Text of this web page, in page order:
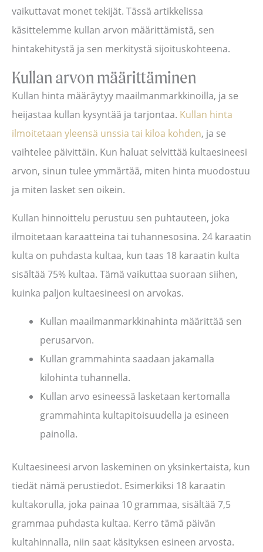
vaikuttavat monet tekijät. Tässä artikkelissa
käsittelemme kullan arvon määrittämistä, sen
hintakehitystä ja sen merkitystä sijoituskohteena.
Kullan arvon määrittäminen
Kullan hinta määräytyy maailmanmarkkinoilla, ja se
heijastaa kullan kysyntää ja tarjontaa. Kullan hinta
ilmoitetaan yleensä unssia tai kiloa kohden, ja se
vaihtelee päivittäin. Kun haluat selvittää kultaesineesi
arvon, sinun tulee ymmärtää, miten hinta muodostuu
ja miten lasket sen oikein.
Kullan hinnoittelu perustuu sen puhtauteen, joka
ilmoitetaan karaatteina tai tuhannesosina. 24 karaatin
kulta on puhdasta kultaa, kun taas 18 karaatin kulta
sisältää 75% kultaa. Tämä vaikuttaa suoraan siihen,
kuinka paljon kultaesineesi on arvokas.
Kullan maailmanmarkkinahinta määrittää sen
perusarvon.
Kullan grammahinta saadaan jakamalla
kilohinta tuhannella.
Kullan arvo esineessä lasketaan kertomalla
grammahinta kultapitoisuudella ja esineen
painolla.
Kultaesineesi arvon laskeminen on yksinkertaista, kun
tiedät nämä perustiedot. Esimerkiksi 18 karaatin
kultakorulla, joka painaa 10 grammaa, sisältää 7,5
grammaa puhdasta kultaa. Kerro tämä päivän
kultahinnalla, niin saat käsityksen esineen arvosta.